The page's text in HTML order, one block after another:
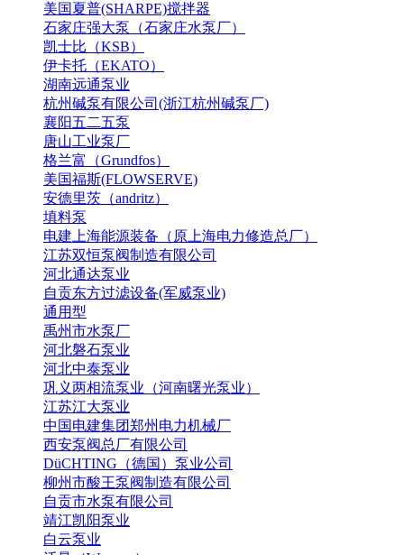
美国夏普(SHARPE)搅拌器
石家庄强大泵（石家庄水泵厂）
凯士比（KSB）
伊卡托（EKATO）
湖南远通泵业
杭州碱泵有限公司(浙江杭州碱泵厂)
襄阳五二五泵
唐山工业泵厂
格兰富（Grundfos）
美国福斯(FLOWSERVE)
安德里茨（andritz）
填料泵
电建上海能源装备（原上海电力修造总厂）
江苏双恒泵阀制造有限公司
河北通达泵业
自贡东方过滤设备(军威泵业)
通用型
禹州市水泵厂
河北磐石泵业
河北中泰泵业
巩义两相流泵业（河南曙光泵业）
江苏江大泵业
中国电建集团郑州电力机械厂
西安泵阀总厂有限公司
DüCHTING（德国）泵业公司
柳州市酸王泵阀制造有限公司
自贡市水泵有限公司
靖江凯阳泵业
白云泵业